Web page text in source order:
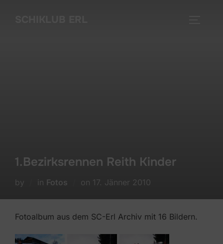
1.Bezirksrennen Reith Kinder
by in Fotos on Posted
17. Jänner 2010
Fotoalbum aus dem SC-Erl Archiv mit 16 Bildern.